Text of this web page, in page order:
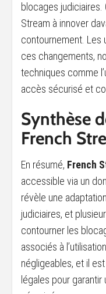
blocages judiciaires.
Stream à innover
contournement. Les
ces changements,
techniques comme
accès sécurisé et
Synthèse
French
En résumé, French
accessible via un
révèle une
judiciaires, et
contourner les
associés à
négligeables, et il
légales pour